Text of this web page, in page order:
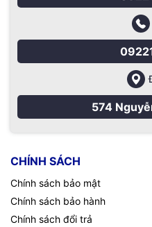
574
CHÍNH SÁCH
Chính sách bảo mật
Chính sách bảo hành
Chính sách đổi trả